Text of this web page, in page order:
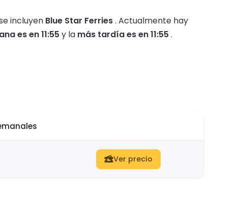
incluyen Blue Star Ferries. Actualmente hay
es en 11:55 y la más tardía es en 11:55 .
Ver precio